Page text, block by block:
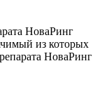
НоваРинг
из которых
НоваРинг